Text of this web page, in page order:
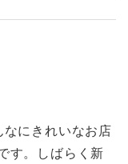
にきれいなお店
す。しばらく新